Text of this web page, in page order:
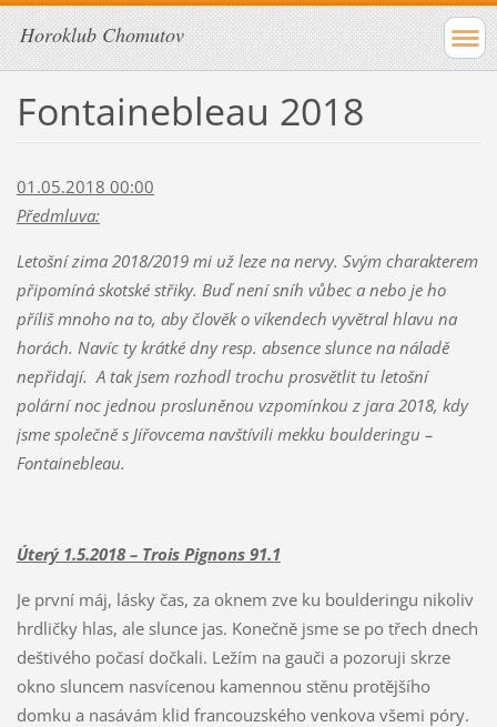
Horoklub Chomutov
Fontainebleau 2018
01.05.2018 00:00
Předmluva:
Letošní zima 2018/2019 mi už leze na nervy. Svým charakterem
připomíná skotské střiky. Buď není sníh vůbec a nebo je ho
příliš mnoho na to, aby člověk o víkendech vyvětral hlavu na
horách. Navíc ty krátké dny resp. absence slunce na náladě
nepřidají. A tak jsem rozhodl trochu prosvětlit tu letošní
polární noc jednou prosluněnou vzpomínkou z jara 2018, kdy
jsme společně s Jířovcema navštívili mekku boulderingu –
Fontainebleau.
Úterý 1.5.2018 – Trois Pignons 91.1
Je první máj, lásky čas, za oknem zve ku boulderingu nikoliv
hrdličky hlas, ale slunce jas. Konečně jsme se po třech dnech
deštivého počasí dočkali. Ležím na gauči a pozoruji skrze
okno sluncem nasvícenou kamennou stěnu protějšího
domku a nasávám klid francouzského venkova všemi póry.